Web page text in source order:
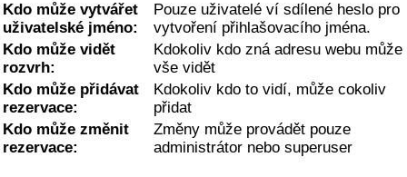
Kdo může vytvářet
uživatelské jméno:
Pouze uživatelé ví sdílené heslo pro
vytvoření přihlašovacího jména.
Kdo může vidět
rozvrh:
Kdokoliv kdo zná adresu webu může
vše vidět
Kdo může přidávat
rezervace:
Kdokoliv kdo to vidí, může cokoliv
přidat
Kdo může změnit
rezervace:
Změny může provádět pouze
administrátor nebo superuser